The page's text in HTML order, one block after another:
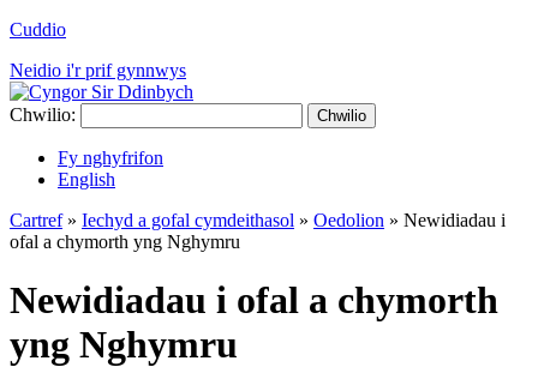
Cuddio
Neidio i'r prif gynnwys
Chwilio: Chwilio
Fy nghyfrifon
English
Cartref» Iechyd a gofal cymdeithasol » Oedolion » Newidiadau i
ofal a chymorth yng Nghymru
Newidiadau i ofal a chymorth
yng Nghymru